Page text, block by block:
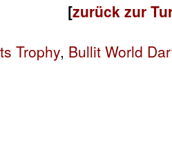
[zurück zur
Trophy, Bullit World